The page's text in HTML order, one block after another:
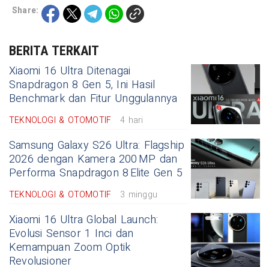
Share:
BERITA TERKAIT
Xiaomi 16 Ultra Ditenagai
Snapdragon 8 Gen 5, Ini Hasil
Benchmark dan Fitur Unggulannya
TEKNOLOGI & OTOMOTIF 4 hari
Samsung Galaxy S26 Ultra: Flagship
2026 dengan Kamera 200 MP dan
Performa Snapdragon 8 Elite Gen 5
TEKNOLOGI & OTOMOTIF 3 minggu
Xiaomi 16 Ultra Global Launch:
Evolusi Sensor 1 Inci dan
Kemampuan Zoom Optik
Revolusioner